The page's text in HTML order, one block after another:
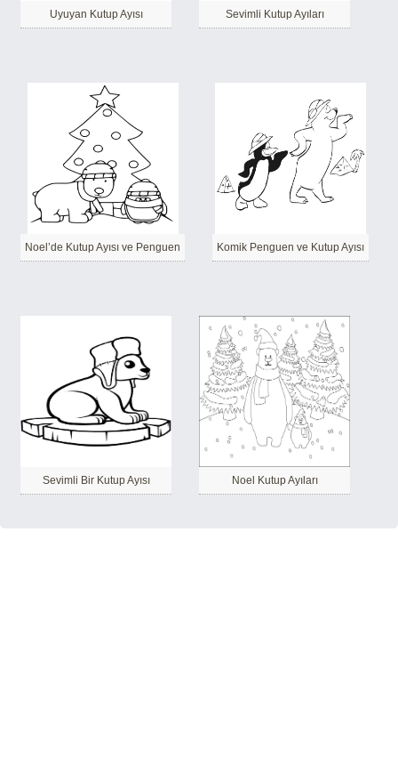
Uyuyan Kutup Ayısı Sevimli Kutup Ayıları
Noel’de Kutup Ayısı ve Penguen Komik Penguen ve Kutup Ayısı
Sevimli Bir Kutup Ayısı Noel Kutup Ayıları